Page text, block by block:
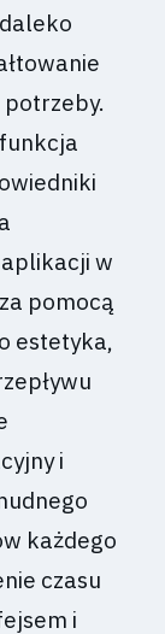
w
pomocą
estetyka,
i
każdego
czasu
i